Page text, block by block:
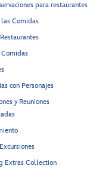
para restaurantes
Comidas
con Personajes
y Reuniones
Extras Collection